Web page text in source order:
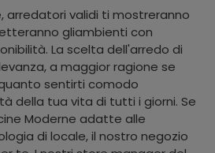
arredatori validi ti mostreranno
gliambienti con
La scelta dell'arredo di
a maggior ragione se
sentirti comodo
della tua vita di tutti i giorni. Se
Moderne adatte alle
di locale, il nostro negozio